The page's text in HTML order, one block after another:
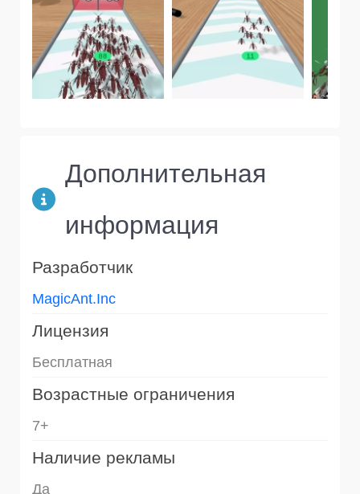
Дополнительная
информация
Разработчик
MagicAnt.Inc
Лицензия
Бесплатная
Возрастные ограничения
7+
Наличие рекламы
Да